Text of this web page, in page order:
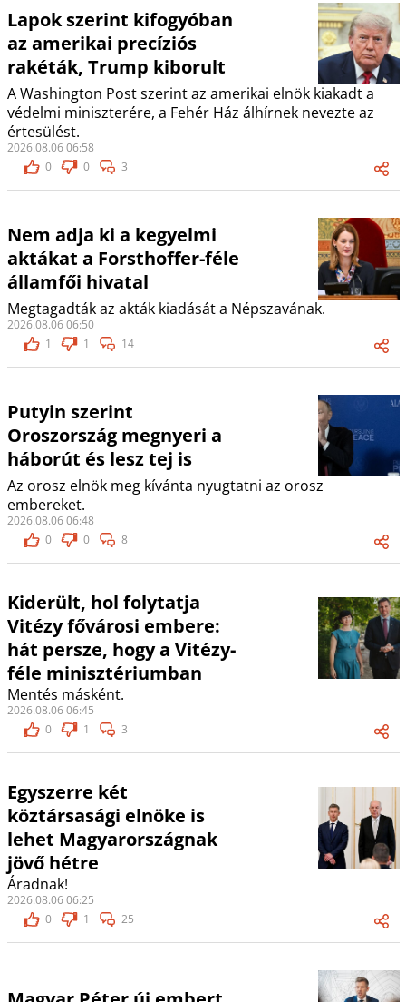
Lapok szerint kifogyóban
az amerikai precíziós
rakéták, Trump kiborult
A Washington Post szerint az amerikai elnök kiakadt a
védelmi miniszterére, a Fehér Ház álhírnek nevezte az
értesülést.
2026.08.06 06:58
0
0 3
Nem adja ki a kegyelmi
aktákat a Forsthoffer-féle
államfői hivatal
Megtagadták az akták kiadását a Népszavának.
2026.08.06 06:50
1
1 14
Putyin szerint
Oroszország megnyeri a
háborút és lesz tej is
Az orosz elnök meg kívánta nyugtatni az orosz
embereket.
2026.08.06 06:48
0
0 8
Kiderült, hol folytatja
Vitézy fővárosi embere:
hát persze, hogy a Vitézy-
féle minisztériumban
Mentés másként.
2026.08.06 06:45
0
1 3
Egyszerre két
köztársasági elnöke is
lehet Magyarországnak
jövő hétre
Áradnak!
2026.08.06 06:25
0
1 25